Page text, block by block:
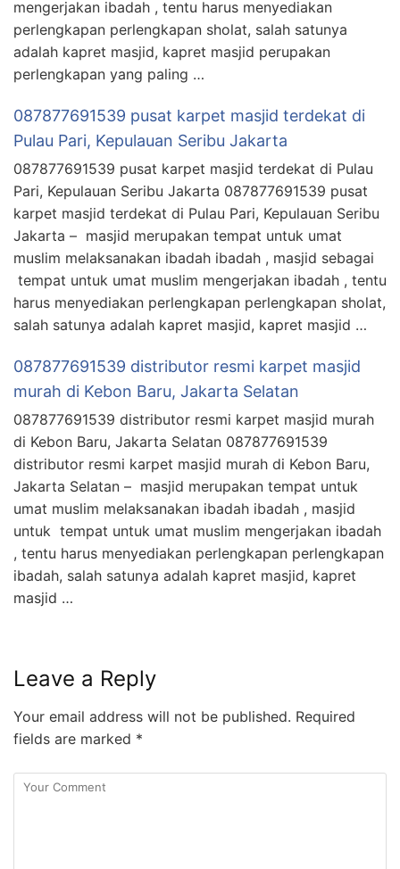
mengerjakan ibadah , tentu harus menyediakan
perlengkapan perlengkapan sholat, salah satunya
adalah kapret masjid, kapret masjid perupakan
perlengkapan yang paling …
087877691539 pusat karpet masjid terdekat di
Pulau Pari, Kepulauan Seribu Jakarta
087877691539 pusat karpet masjid terdekat di Pulau
Pari, Kepulauan Seribu Jakarta 087877691539 pusat
karpet masjid terdekat di Pulau Pari, Kepulauan Seribu
Jakarta – masjid merupakan tempat untuk umat
muslim melaksanakan ibadah ibadah , masjid sebagai
tempat untuk umat muslim mengerjakan ibadah , tentu
harus menyediakan perlengkapan perlengkapan sholat,
salah satunya adalah kapret masjid, kapret masjid …
087877691539 distributor resmi karpet masjid
murah di Kebon Baru, Jakarta Selatan
087877691539 distributor resmi karpet masjid murah
di Kebon Baru, Jakarta Selatan 087877691539
distributor resmi karpet masjid murah di Kebon Baru,
Jakarta Selatan – masjid merupakan tempat untuk
umat muslim melaksanakan ibadah ibadah , masjid
untuk tempat untuk umat muslim mengerjakan ibadah
, tentu harus menyediakan perlengkapan perlengkapan
ibadah, salah satunya adalah kapret masjid, kapret
masjid …
Leave a Reply
Your email address will not be published. Required
fields are marked *